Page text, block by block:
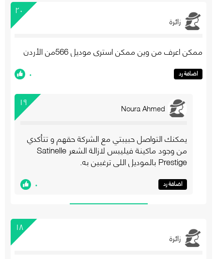
٢٠
زائرة
ممكن اعرف من وين ممكن استري موديل 566من الاْردن
اضافة رد ٠
١٩ Noura Ahmed
يمكنك التواصل حبيبتي مع الشركة حقهم و تتأكدي
من وجود ماكينة فيليبس لازالة الشعر Satinelle
Prestige بالموديل اللي ترغبين به.
اضافة رد ٠
١٨
زائرة